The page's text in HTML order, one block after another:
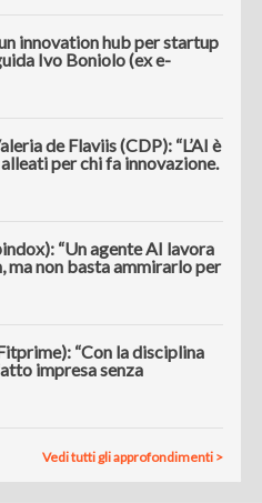
innovation hub per startup
Ivo Boniolo (ex e-
de Flaviis (CDP): “L’AI è
per chi fa innovazione.
“Un agente AI lavora
ma non basta ammirarlo per
“Con la disciplina
impresa senza
Vedi tutti gli approfondimenti >